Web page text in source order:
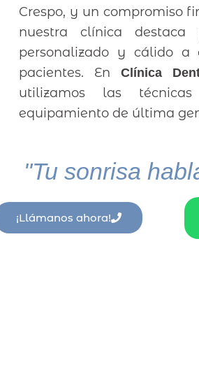
Crespo, y un compromiso
nuestra clínica
personalizado y cálido a
pacientes. EnClínica
utilizamos las
equipamiento de última
"Tu sonrisa
¡Llámanos ahora!